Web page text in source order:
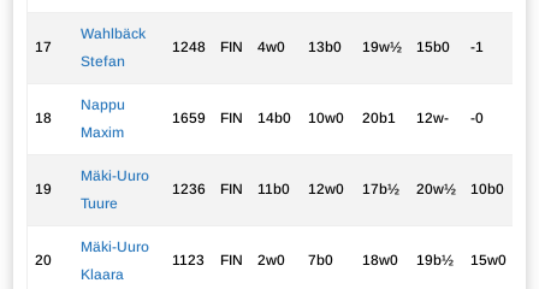
17
Wahlbäck
Stefan
1248 FIN 4w0 13b0 19w½ 15b0 -1
18
Nappu
Maxim
1659 FIN 14b0 10w0 20b1 12w- -0
19
Mäki-Uuro
Tuure
1236 FIN 11b0 12w0 17b½ 20w½ 10b0
20
Mäki-Uuro
Klaara
1123 FIN 2w0 7b0 18w0 19b½ 15w0